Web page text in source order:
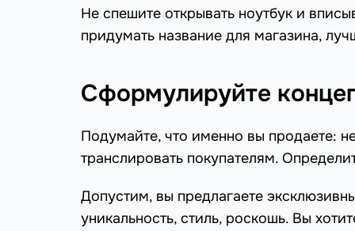
Не спешите открывать ноутбук и
придумать название для магазина,
Сформулируйте
Подумайте, что именно вы продаете:
транслировать покупателям.
Допустим, вы предлагаете
уникальность, стиль, роскошь. Вы